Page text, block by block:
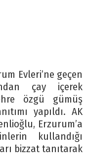
Evleri’ne geçen
çay içerek
özgü gümüş
yapıldı. AK
Erzurum’a
kullandığı
bizzat tanıtarak